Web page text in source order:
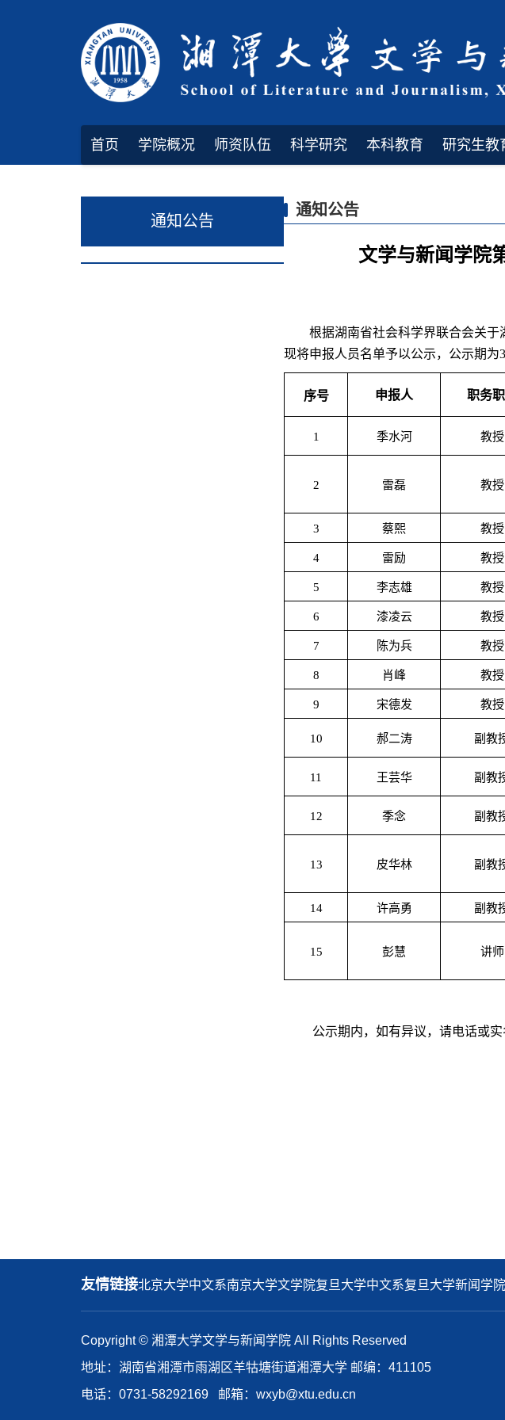
首页 学院概况 师资队伍 科学研究 本科教育 研究生教
通知公告
通知公告
文学与新闻学院
根据湖南省社会科学界联合会关于
现将申报人员名单予以公示，公示期为3
序号 申报人 职务
1 季水河 教授
2 雷磊 教授
3 蔡熙 教授
4 雷励 教授
5 李志雄 教授
6 漆凌云 教授
7 陈为兵 教授
8 肖峰 教授
9 宋德发 教授
10 郝二涛 副教
11 王芸华 副教
12 季念 副教
13 皮华林 副教
14 许高勇 副教
15 彭慧 讲师
公示期内，如有异议，请电话或实
友情链接北京大学中文系南京大学文学院复旦大学中文系复旦大学新闻学院
Copyright © 湘潭大学文学与新闻学院 All Rights Reserved
地址：湖南省湘潭市雨湖区羊牯塘街道湘潭大学 邮编：411105
电话：0731-58292169 邮箱：wxyb@xtu.edu.cn